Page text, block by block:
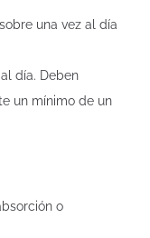
una vez al día
día. Deben
un mínimo de un
o